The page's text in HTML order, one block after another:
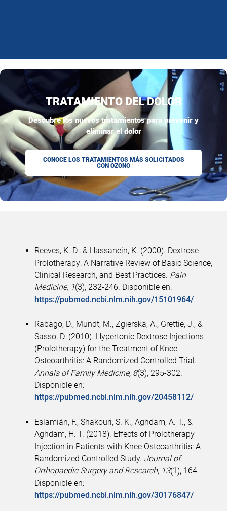
TRATAMIENTO DEL DOLOR
Descubre los nuevos tratamientos para prevenir y
eliminar el dolor
CONOCE LOS TRATAMIENTOS MÁS SOLICITADOS
CON OZONO
Reeves, K. D., & Hassanein, K. (2000). Dextrose
Prolotherapy: A Narrative Review of Basic Science,
Clinical Research, and Best Practices. Pain
Medicine, 1(3), 232-246. Disponible en:
https://pubmed.ncbi.nlm.nih.gov/15101964/
Rabago, D., Mundt, M., Zgierska, A., Grettie, J., &
Sasso, D. (2010). Hypertonic Dextrose Injections
(Prolotherapy) for the Treatment of Knee
Osteoarthritis: A Randomized Controlled Trial.
Annals of Family Medicine, 8(3), 295-302.
Disponible en:
https://pubmed.ncbi.nlm.nih.gov/20458112/
Eslamián, F., Shakouri, S. K., Aghdam, A. T., &
Aghdam, H. T. (2018). Effects of Prolotherapy
Injection in Patients with Knee Osteoarthritis: A
Randomized Controlled Study. Journal of
Orthopaedic Surgery and Research, 13(1), 164.
Disponible en:
https://pubmed.ncbi.nlm.nih.gov/30176847/